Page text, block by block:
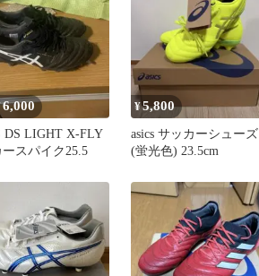
6,000
DS LIGHT X-FLY
スパイク25.5
¥5,800
asics サッカーシューズ
(蛍光色) 23.5cm